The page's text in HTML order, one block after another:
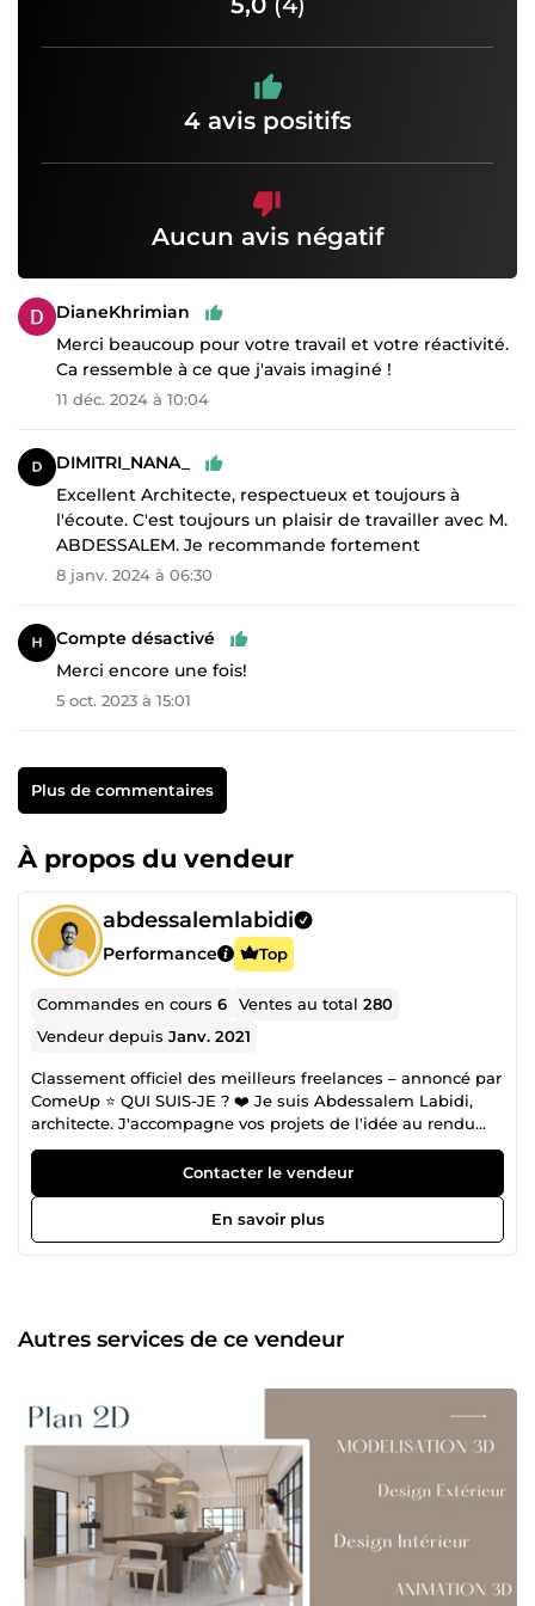
4 avis positifs
Aucun avis négatif
DianeKhrimian
Merci beaucoup pour votre travail et votre réactivité.
Ca ressemble à ce que j'avais imaginé !
11 déc. 2024 à 10:04
DIMITRI_NANA_
Excellent Architecte, respectueux et toujours à
l'écoute. C'est toujours un plaisir de travailler avec M.
ABDESSALEM. Je recommande fortement
8 janv. 2024 à 06:30
Compte désactivé
Merci encore une fois!
5 oct. 2023 à 15:01
Plus de commentaires
À propos du vendeur
abdessalemlabidi
Performance Top
Commandes en cours6 Ventes au total280
Vendeur depuisJanv. 2021
Classement officiel des meilleurs freelances – annoncé par
ComeUp ⭐ QUI SUIS-JE ? ❤️ Je suis Abdessalem Labidi,
architecte. J'accompagne vos projets de l'idée au rendu
final : conception de plans 2D, modélisation 3D, rendus
réalistes et maquettes numériques BIM (Revit). Mes clients
me décrivent comme « l'Architecte qui transforme
l'impossible en possible, dans des délais très courts ». Une
reconnaissance qui reflète mon engagement : concevoir
construit une réputation fondée sur la précision et la
fiabilité. Les 210 avis positifs — sans aucune note négative
exigence de qualité. Cette confiance renouvelée n’est pas
un chiffre, mais la preuve que mon approche
architecturale — mêlant méthode, maîtrise technique et
sens du détail — répond réellement aux attentes de ceux
qui me confient leurs espaces. ⭐ CE QUE JE VOUS
PROPOSE ❤️ Conception personnalisée : Création de
croquis à la main, réalisation de plans 2D (AutoCAD, Revit)
et modélisation 3D (Revit, SketchUp, 3Ds Max),
parfaitement adaptées à vos besoins. Modélisation &amp;
Contacter le vendeur
En savoir plus
Autres services de ce vendeur